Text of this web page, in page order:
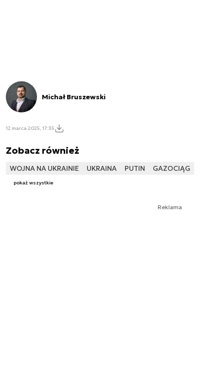
Michał Bruszewski
12 marca 2025, 17:35
Zobacz również
WOJNA NA UKRAINIE UKRAINA PUTIN GAZOCIĄG
pokaż wszystkie
Reklama